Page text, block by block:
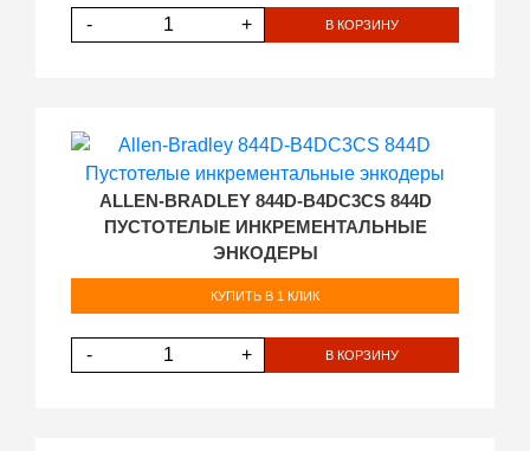
- + В КОРЗИНУ
ALLEN-BRADLEY 844D-B4DC3CS 844D
ПУСТОТЕЛЫЕ ИНКРЕМЕНТАЛЬНЫЕ
ЭНКОДЕРЫ
КУПИТЬ В 1 КЛИК
- + В КОРЗИНУ